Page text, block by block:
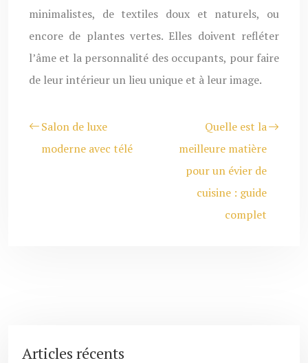
minimalistes, de textiles doux et naturels, ou
encore de plantes vertes. Elles doivent refléter
l’âme et la personnalité des occupants, pour faire
de leur intérieur un lieu unique et à leur image.
Salon de luxe
moderne avec télé
Quelle est la
meilleure matière
pour un évier de
cuisine : guide
complet
Articles récents